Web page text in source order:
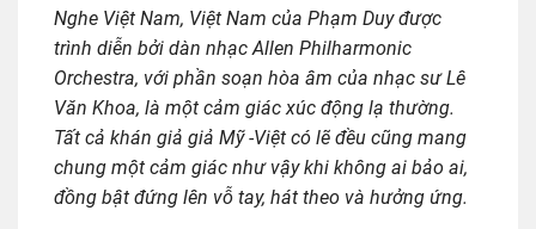
Nghe Việt Nam, Việt Nam của Phạm Duy được
trình diễn bởi dàn nhạc Allen Philharmonic
Orchestra, với phần soạn hòa âm của nhạc sư Lê
Văn Khoa, là một cảm giác xúc động lạ thường.
Tất cả khán giả giả Mỹ -Việt có lẽ đều cũng mang
chung một cảm giác như vậy khi không ai bảo ai,
đồng bật đứng lên vỗ tay, hát theo và hưởng ứng.